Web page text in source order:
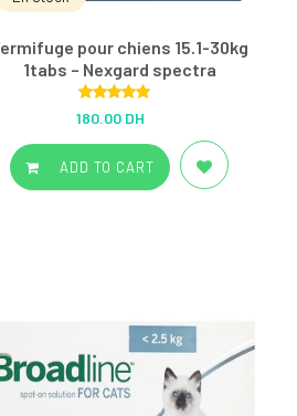
pour chiens 15.1-30kg
1tabs – Nexgard spectra
Rated5.00
out of 5
180.00 DH
ADD TO CART